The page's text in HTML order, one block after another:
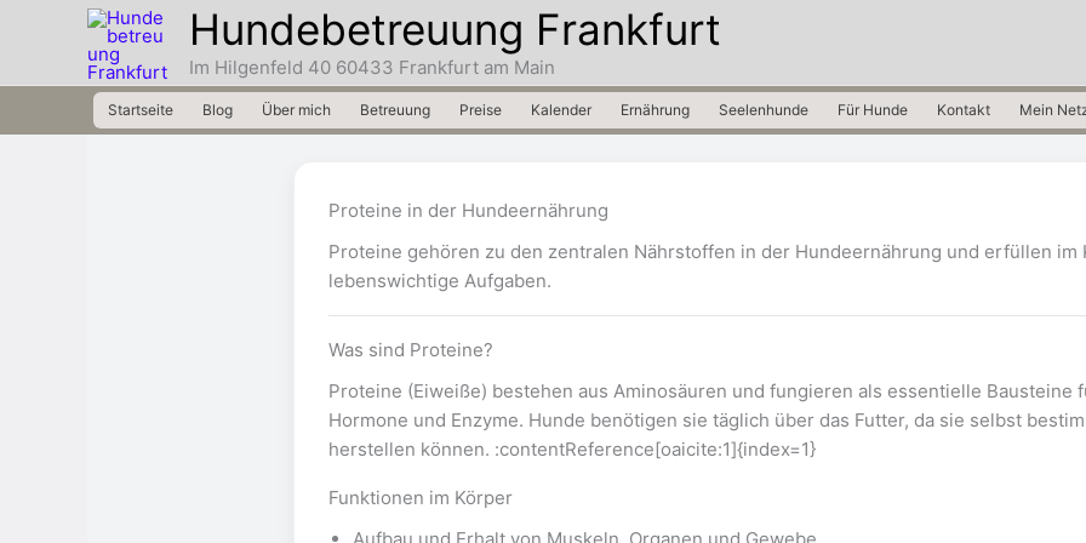
springen
Hundebetreuung Frankfurt
Im Hilgenfeld 40 60433 Frankfurt am Main
Startseite Blog Über mich Betreuung Preise Kalender Ernährung Seelenhunde Für Hunde Kontakt Mein
Proteine in der Hundeernährung
Proteine gehören zu den zentralen Nährstoffen in der Hundeernährung und erfüllen im
lebenswichtige Aufgaben.
Was sind Proteine?
Proteine (Eiweiße) bestehen aus Aminosäuren und fungieren als essentielle Bausteine
Hormone und Enzyme. Hunde benötigen sie täglich über das Futter, da sie selbst
herstellen können. :contentReference[oaicite:1]{index=1}
Funktionen im Körper